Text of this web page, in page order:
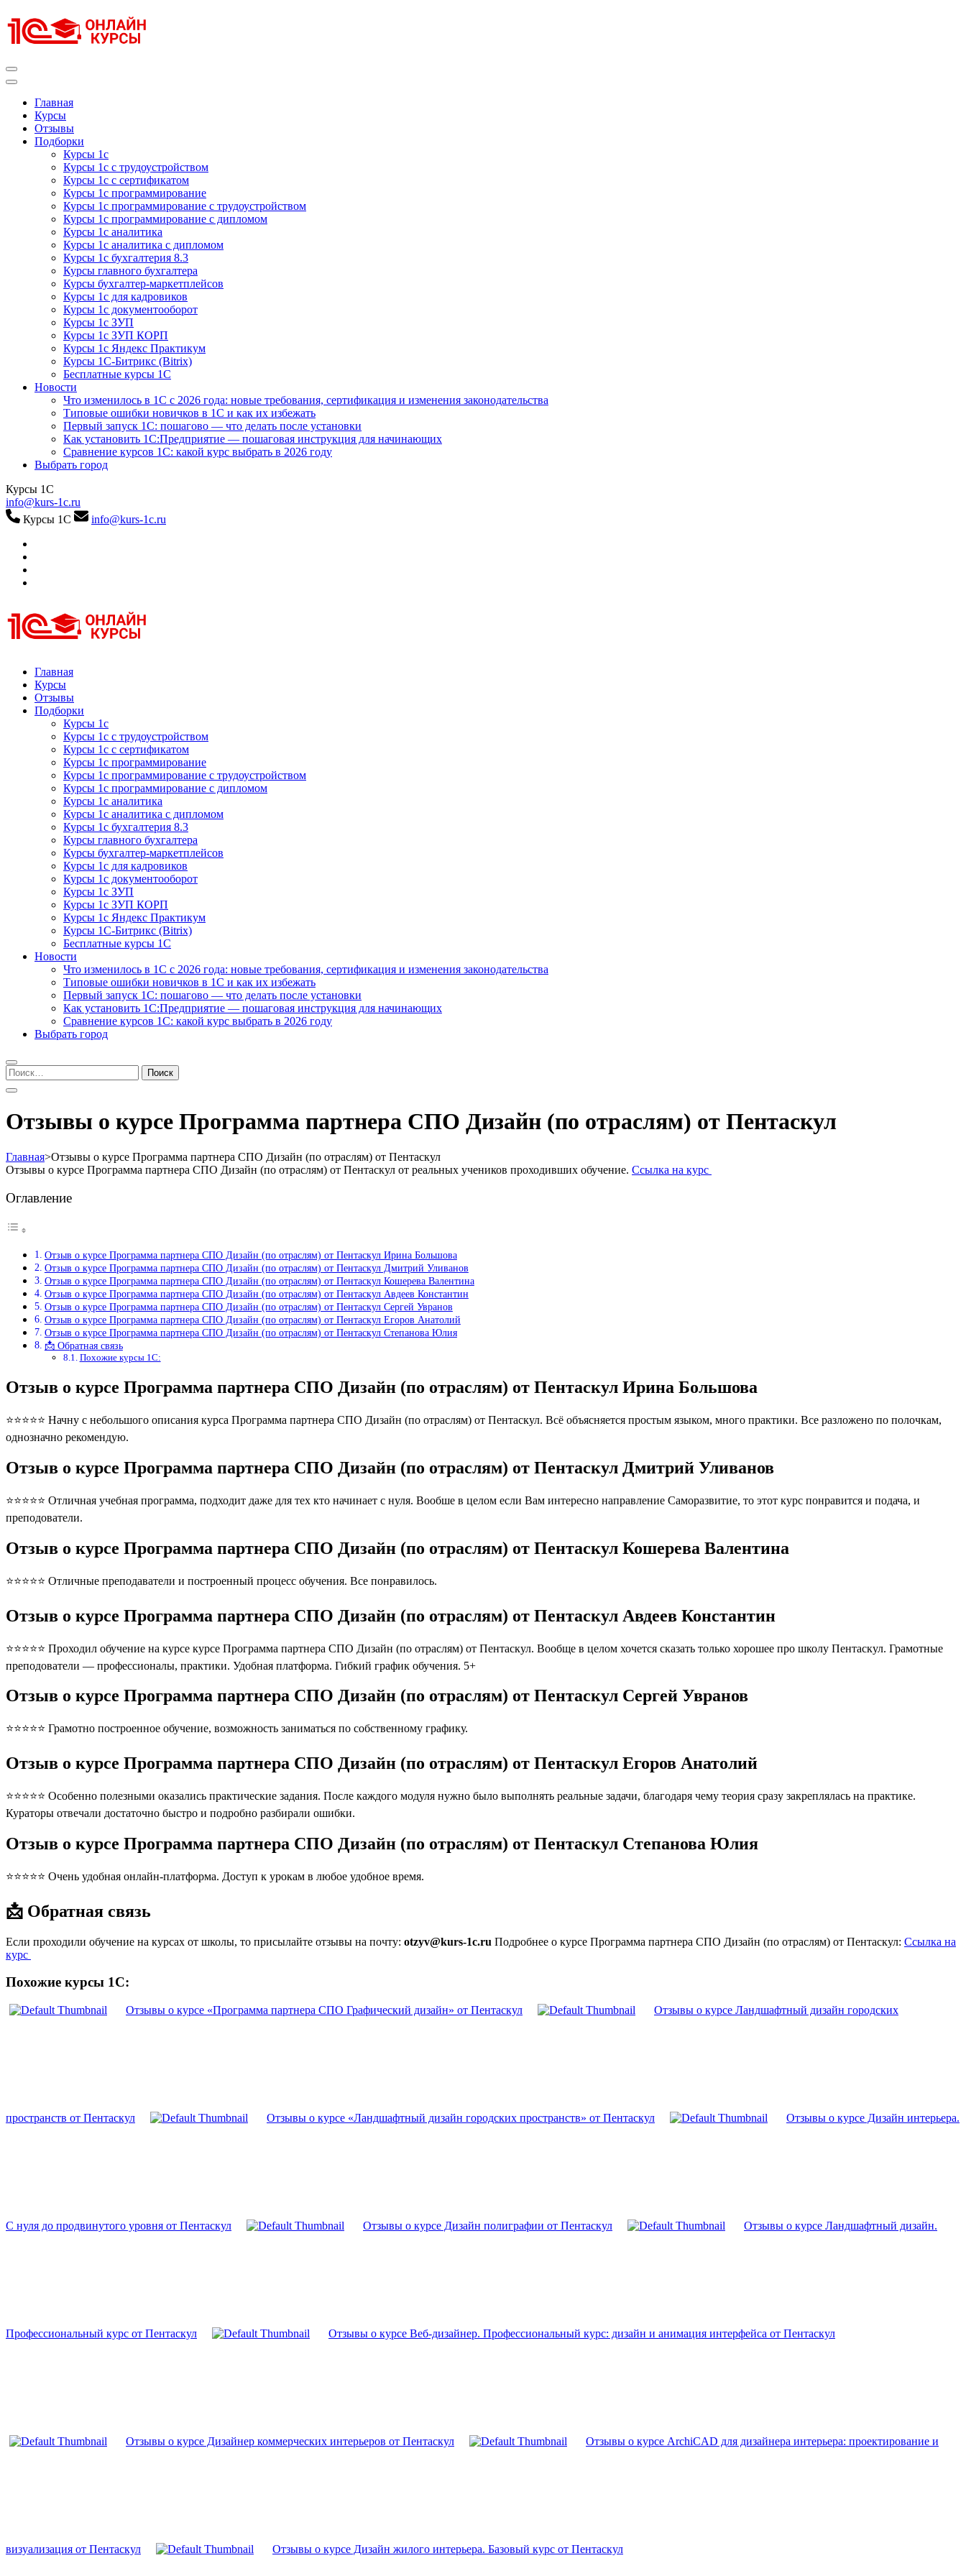
к
содержимому
Главная
Курсы
Отзывы
Подборки
Курсы 1с
Курсы 1с с трудоустройством
Курсы 1с с сертификатом
Курсы 1с программирование
Курсы 1с программирование с трудоустройством
Курсы 1с программирование с дипломом
Курсы 1с аналитика
Курсы 1с аналитика с дипломом
Курсы 1с бухгалтерия 8.3
Курсы главного бухгалтера
Курсы бухгалтер-маркетплейсов
Курсы 1с для кадровиков
Курсы 1с документооборот
Курсы 1с ЗУП
Курсы 1с ЗУП КОРП
Курсы 1с Яндекс Практикум
Курсы 1С-Битрикс (Bitrix)
Бесплатные курсы 1С
Новости
Что изменилось в 1С с 2026 года: новые требования, сертификация и изменения законодательства
Типовые ошибки новичков в 1С и как их избежать
Первый запуск 1С: пошагово — что делать после установки
Как установить 1С:Предприятие — пошаговая инструкция для начинающих
Сравнение курсов 1С: какой курс выбрать в 2026 году
Выбрать город
Курсы 1С
info@kurs-1c.ru
Курсы 1С
info@kurs-1c.ru
Курсы 1С
Курсы 1С официальная сертификация
Главная
Курсы
Отзывы
Подборки
Курсы 1с
Курсы 1с с трудоустройством
Курсы 1с с сертификатом
Курсы 1с программирование
Курсы 1с программирование с трудоустройством
Курсы 1с программирование с дипломом
Курсы 1с аналитика
Курсы 1с аналитика с дипломом
Курсы 1с бухгалтерия 8.3
Курсы главного бухгалтера
Курсы бухгалтер-маркетплейсов
Курсы 1с для кадровиков
Курсы 1с документооборот
Курсы 1с ЗУП
Курсы 1с ЗУП КОРП
Курсы 1с Яндекс Практикум
Курсы 1С-Битрикс (Bitrix)
Бесплатные курсы 1С
Новости
Что изменилось в 1С с 2026 года: новые требования, сертификация и изменения законодательства
Типовые ошибки новичков в 1С и как их избежать
Первый запуск 1С: пошагово — что делать после установки
Как установить 1С:Предприятие — пошаговая инструкция для начинающих
Сравнение курсов 1С: какой курс выбрать в 2026 году
Выбрать город
Найти:
Отзывы о курсе Программа партнера СПО Дизайн (по отраслям) от Пентаскул
Главная>Отзывы о курсе Программа партнера СПО Дизайн (по отраслям) от Пентаскул
Отзывы о курсе Программа партнера СПО Дизайн (по отраслям) от Пентаскул от реальных учеников проходивших обучение. Ссылка на курс
Оглавление
Отзыв о курсе Программа партнера СПО Дизайн (по отраслям) от Пентаскул Ирина Большова
Отзыв о курсе Программа партнера СПО Дизайн (по отраслям) от Пентаскул Дмитрий Уливанов
Отзыв о курсе Программа партнера СПО Дизайн (по отраслям) от Пентаскул Кошерева Валентина
Отзыв о курсе Программа партнера СПО Дизайн (по отраслям) от Пентаскул Авдеев Константин
Отзыв о курсе Программа партнера СПО Дизайн (по отраслям) от Пентаскул Сергей Увранов
Отзыв о курсе Программа партнера СПО Дизайн (по отраслям) от Пентаскул Егоров Анатолий
Отзыв о курсе Программа партнера СПО Дизайн (по отраслям) от Пентаскул Степанова Юлия
📩 Обратная связь
Похожие курсы 1С:
Отзыв о курсе Программа партнера СПО Дизайн (по отраслям) от Пентаскул Ирина Большова
⭐⭐⭐⭐⭐ Начну с небольшого описания курса Программа партнера СПО Дизайн (по отраслям) от Пентаскул. Всё объясняется простым языком, много практики. Все разложено по полочкам,
однозначно рекомендую.
Отзыв о курсе Программа партнера СПО Дизайн (по отраслям) от Пентаскул Дмитрий Уливанов
⭐⭐⭐⭐⭐ Отличная учебная программа, подходит даже для тех кто начинает с нуля. Вообше в целом если Вам интересно направление Саморазвитие, то этот курс понравится и подача, и
преподователи.
Отзыв о курсе Программа партнера СПО Дизайн (по отраслям) от Пентаскул Кошерева Валентина
⭐⭐⭐⭐⭐ Отличные преподаватели и построенный процесс обучения. Все понравилось.
Отзыв о курсе Программа партнера СПО Дизайн (по отраслям) от Пентаскул Авдеев Константин
⭐⭐⭐⭐⭐ Проходил обучение на курсе курсе Программа партнера СПО Дизайн (по отраслям) от Пентаскул. Вообще в целом хочется сказать только хорошее про школу Пентаскул. Грамотные
преподователи — профессионалы, практики. Удобная платформа. Гибкий график обучения. 5+
Отзыв о курсе Программа партнера СПО Дизайн (по отраслям) от Пентаскул Сергей Увранов
⭐⭐⭐⭐⭐ Грамотно построенное обучение, возможность заниматься по собственному графику.
Отзыв о курсе Программа партнера СПО Дизайн (по отраслям) от Пентаскул Егоров Анатолий
⭐⭐⭐⭐⭐ Особенно полезными оказались практические задания. После каждого модуля нужно было выполнять реальные задачи, благодаря чему теория сразу закреплялась на практике.
Кураторы отвечали достаточно быстро и подробно разбирали ошибки.
Отзыв о курсе Программа партнера СПО Дизайн (по отраслям) от Пентаскул Степанова Юлия
⭐⭐⭐⭐⭐ Очень удобная онлайн-платформа. Доступ к урокам в любое удобное время.
📩 Обратная связь
Если проходили обучение на курсах от школы, то присылайте отзывы на почту: otzyv@kurs-1c.ru Подробнее о курсе Программа партнера СПО Дизайн (по отраслям) от Пентаскул: Ссылка на
курс
Похожие курсы 1С:
Отзывы о курсе «Программа партнера СПО Графический дизайн» от Пентаскул Отзывы о курсе Ландшафтный дизайн городских
пространств от Пентаскул Отзывы о курсе «Ландшафтный дизайн городских пространств» от Пентаскул Отзывы о курсе Дизайн интерьера.
С нуля до продвинутого уровня от Пентаскул Отзывы о курсе Дизайн полиграфии от Пентаскул Отзывы о курсе Ландшафтный дизайн.
Профессиональный курс от Пентаскул Отзывы о курсе Веб-дизайнер. Профессиональный курс: дизайн и анимация интерфейса от Пентаскул
Отзывы о курсе Дизайнер коммерческих интерьеров от Пентаскул Отзывы о курсе ArchiCAD для дизайнера интерьера: проектирование и
визуализация от Пентаскул Отзывы о курсе Дизайн жилого интерьера. Базовый курс от Пентаскул